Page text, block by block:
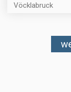
Vöcklabruck